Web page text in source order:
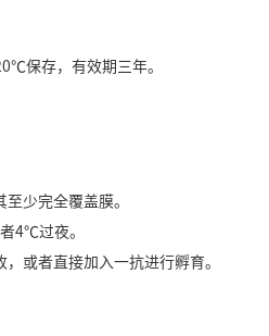
保存，有效期三年。
少完全覆盖膜。
4℃过夜。
或者直接加入一抗进行孵育。